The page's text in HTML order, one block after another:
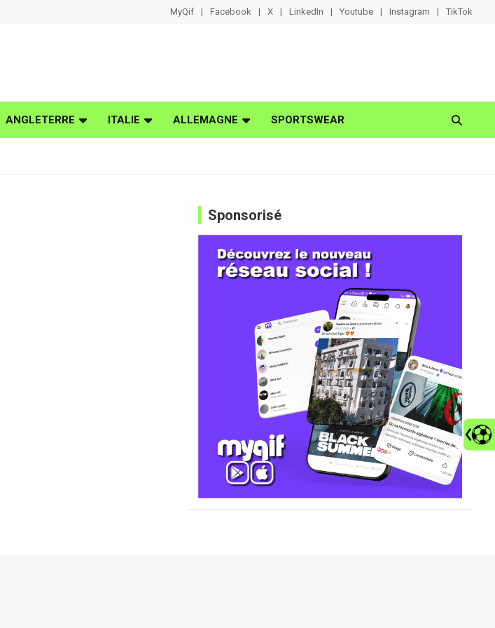
MyQif Facebook X LinkedIn Youtube Instagram TikTok
ANGLETERRE ITALIE ALLEMAGNE SPORTSWEAR
Sponsorisé